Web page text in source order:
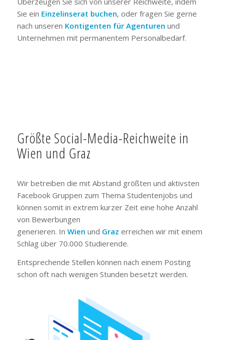
Sie ein Einzelinserat buchen, oder fragen Sie gerne
nach unseren Kontigenten für Agenturen und
Unternehmen mit permanentem Personalbedarf.
Größte Social-Media-Reichweite in
Wien und Graz
Wir betreiben die mit Abstand größten und aktivsten
Facebook Gruppen zum Thema Studentenjobs und
können somit in extrem kurzer Zeit eine hohe Anzahl
von Bewerbungen
generieren. In Wien und Graz erreichen wir mit einem
Schlag über 70.000 Studierende.
Entsprechende Stellen können nach einem Posting
schon oft nach wenigen Stunden besetzt werden.